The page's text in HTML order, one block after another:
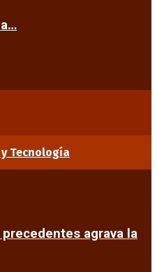
Tecnología
agrava la